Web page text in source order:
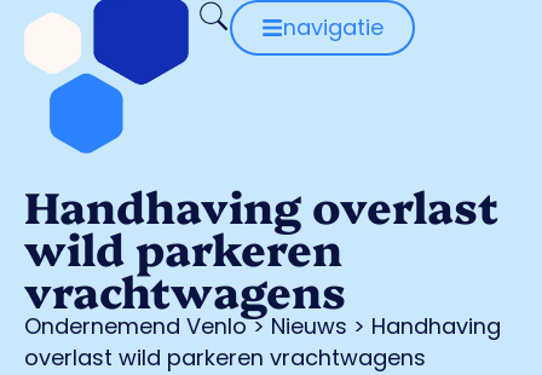
navigatie
Handhaving overlast
wild parkeren
vrachtwagens
Ondernemend Venlo> Nieuws > Handhaving
overlast wild parkeren vrachtwagens